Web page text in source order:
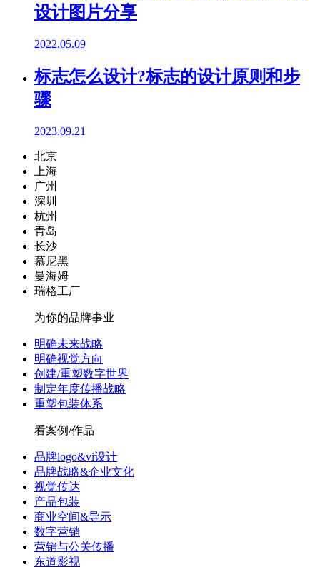
设计图片分享
2022.05.09
标志怎么设计?标志的设计原则和步
骤
2023.09.21
北京
上海
广州
深圳
杭州
青岛
长沙
慕尼黑
曼海姆
瑞格工厂
为你的品牌事业
明确未来战略
明确视觉方向
创建/重塑数字世界
制定年度传播战略
重塑包装体系
看案例/作品
品牌logo&vi设计
品牌战略&企业文化
视觉传达
产品包装
商业空间&导示
数字营销
营销与公关传播
东道影视